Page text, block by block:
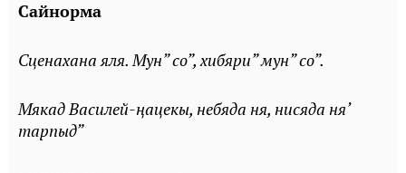
Сайнорма
Сценахана яля. Мун” со”, хибяри” мун” со”.
Мякад Василей-ңацекы, небяда ня, нисяда ня’
тарпыд”